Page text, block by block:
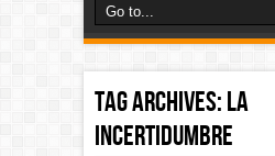
Tag Archives:la
incertidumbre